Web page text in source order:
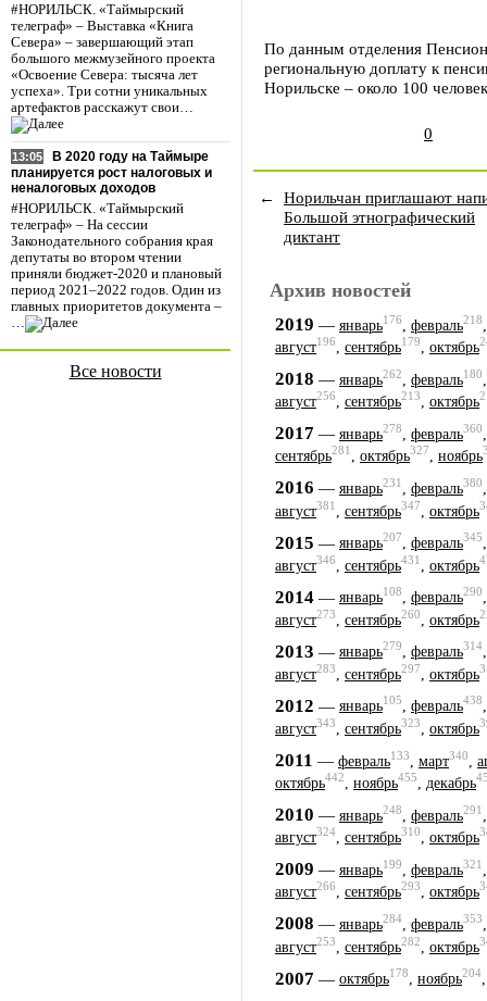
#НОРИЛЬСК. «Таймырский
телеграф» – Выставка «Книга
Севера» – завершающий этап
большого межмузейного проекта
«Освоение Севера: тысяча лет
успеха». Три сотни уникальных
артефактов расскажут свои…
13:05
В 2020 году на Таймыре
планируется рост налоговых и
неналоговых доходов
#НОРИЛЬСК. «Таймырский
телеграф» – На сессии
Законодательного собрания края
депутаты во втором чтении
приняли бюджет-2020 и плановый
период 2021–2022 годов. Один из
главных приоритетов документа –
…
Все новости
По данным отделения
региональную доплату к
Норильске – около 100
0
←
Норильчан приглашают
Большой этнографический
диктант
Архив новостей
2019 — январь176 февраль218
август196, сентябрь179, октябрь
2018 — январь262 февраль180
август256, сентябрь213, октябрь
2017 — январь278 февраль360
сентябрь281, октябрь327, ноябрь
2016 — январь231 февраль380
август381 сентябрь347 октябрь
2015 — январь207, февраль345
август346 сентябрь431 октябрь
2014 — январь108, февраль290
август273 сентябрь260 октябрь
2013 — январь279, февраль314
август283 сентябрь297 октябрь
2012 — январь105, февраль438
август343, сентябрь323, октябрь
2011 — февраль133 март340
октябрь442, ноябрь455, декабрь
2010 — январь248 февраль291
август324, сентябрь310, октябрь
2009 — январь199 февраль321
август266, сентябрь293, октябрь
2008 — январь284 февраль353
август253 сентябрь282 октябрь
2007 — октябрь178, ноябрь204